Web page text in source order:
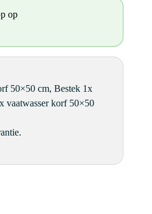
op
50×50 cm, Bestek 1x
vaatwasser korf 50×50